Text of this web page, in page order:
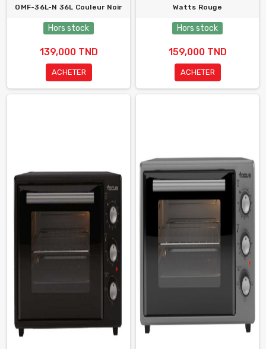
OMF-36L-N 36L Couleur Noir
Hors stock
139,000 TND
ACHETER
Watts Rouge
Hors stock
159,000 TND
ACHETER